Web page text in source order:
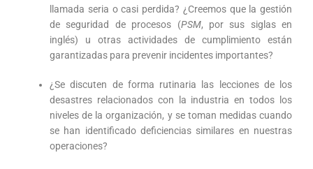
llamada seria o casi perdida? ¿Creemos que la gestión
de seguridad de procesos (PSM, por sus siglas en
inglés) u otras actividades de cumplimiento están
garantizadas para prevenir incidentes importantes?
¿Se discuten de forma rutinaria las lecciones de los
desastres relacionados con la industria en todos los
niveles de la organización, y se toman medidas cuando
se han identificado deficiencias similares en nuestras
operaciones?